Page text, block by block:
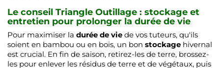
Le conseil Triangle Outillage : stockage et
entretien pour prolonger la durée de vie
Pour maximiser la durée de vie de vos tuteurs, qu'ils
soient en bambou ou en bois, un bon stockage hivernal
est crucial. En fin de saison, retirez-les de terre, brossez-
les pour enlever les résidus de terre et de végétaux, puis